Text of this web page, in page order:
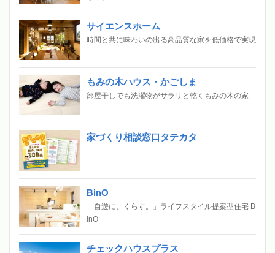
サイエンスホーム
時間と共に味わいの出る高品質な家を低価格で実現
もみの木ハウス・かごしま
部屋干しでも洗濯物がサラリと乾くもみの木の家
家づくり相談窓口タテカタ
BinO
「自遊に、くらす。」ライフスタイル提案型住宅 B
inO
チェックハウスプラス